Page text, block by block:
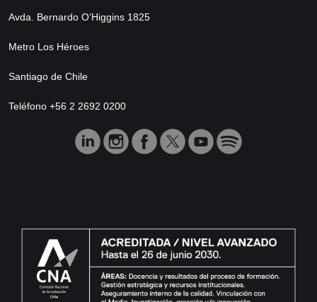
Avda. Bernardo O’Higgins 1825
Metro Los Héroes
Santiago de Chile
Teléfono +56 2 2692 0200